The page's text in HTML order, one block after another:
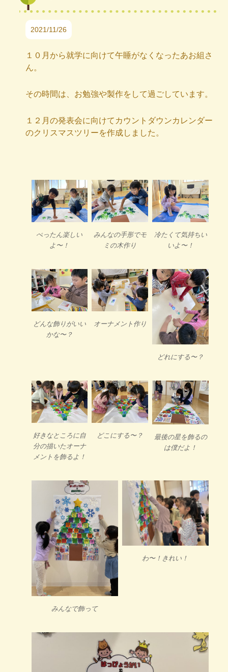
2021/11/26
１０月から就学に向けて午睡がなくなったあお組さ
ん。
その時間は、お勉強や製作をして過ごしています。
１２月の発表会に向けてカウントダウンカレンダー
のクリスマスツリーを作成しました。
ぺったん楽しい
よ〜！
みんなの手形でモ
ミの木作り
冷たくて気持ちい
いよ〜！
どんな飾りがいい
かな〜？
オーナメント作り
どれにする〜？
好きなところに自
分の描いたオーナ
メントを飾るよ！
どこにする〜？
最後の星を飾るの
は僕だよ！
みんなで飾って
わ〜！きれい！